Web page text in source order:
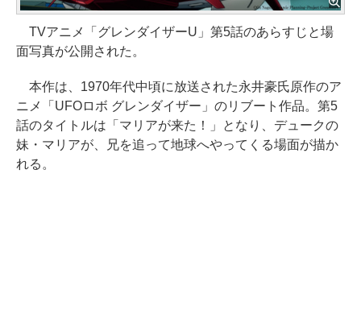
TVアニメ「グレンダイザーU」第5話のあらすじと場
面写真が公開された。
本作は、1970年代中頃に放送された永井豪氏原作のア
ニメ「UFOロボ グレンダイザー」のリブート作品。第5
話のタイトルは「マリアが来た！」となり、デュークの
妹・マリアが、兄を追って地球へやってくる場面が描か
れる。